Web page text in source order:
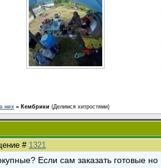
них » Кембрики (Делимся хитростями)
# 1321
Если сам заказать готовые